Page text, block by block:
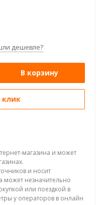
дешевле?
В корзину
клик
магазина и может
и носит
может незначительно
или поездкой в
у операторов в онлайн